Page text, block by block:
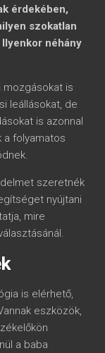
érdekében,
szokatlan
néhány
mozgásokat is
leállásokat, de
is azonnal
a folyamatos
szeretnék
nyújtani
mire
is elérhető,
eszközök,
a baba